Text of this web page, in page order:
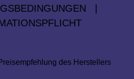
des Herstellers